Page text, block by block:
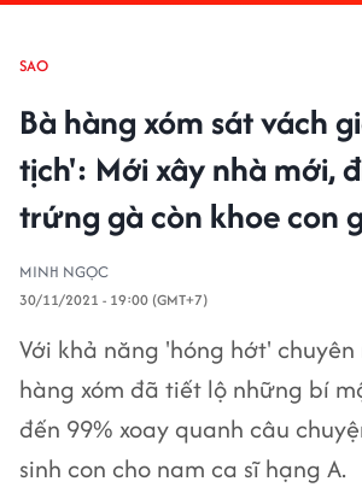
SAO
Bà hàng xóm sát vách
tịch': Mới xây nhà mới,
trứng gà còn khoe con
MINH NGỌC
30/11/2021 - 19:00 (GMT+7)
Với khả năng 'hóng hớt'
hàng xóm đã tiết lộ những bí
đến 99% xoay quanh câu
sinh con cho nam ca sĩ hạng A.